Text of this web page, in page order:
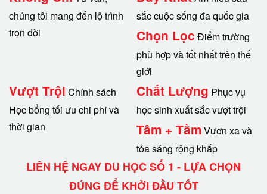
chúng tôi mang đến lộ trình
trọn đời
sắc cuộc sống đa quốc gia
Chọn Lọc Điểm trường
phù hợp và tốt nhất trên thế
giới
Vượt Trội Chính sách
Học bổng tối ưu chi phí và
thời gian
Chất Lượng Phục vụ
học sinh xuất sắc vượt trội
Tâm + TầmVươn xa và
tỏa sáng rộng khắp
LIÊN HỆ NGAY DU HỌC SỐ 1 - LỰA CHỌN
ĐÚNG ĐỂ KHỞI ĐẦU TỐT